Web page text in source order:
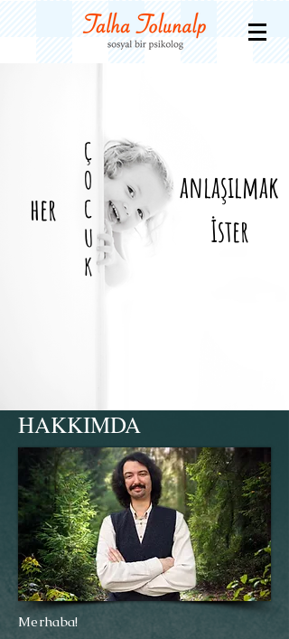
HAKKIMDA
Merhaba!
her
Ç
O
C
U
K
anlaşılmak
İster